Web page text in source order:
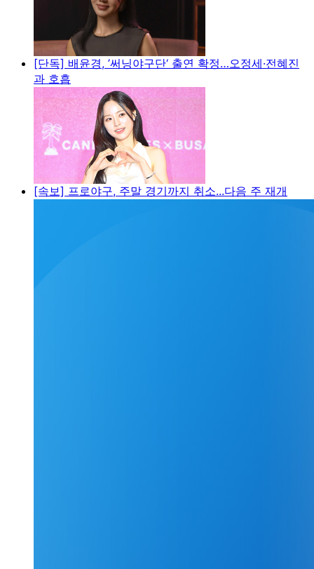
[단독] 배윤경, ’써닝야구단‘ 출연 확정…오정세·전혜진
과 호흡
[속보] 프로야구, 주말 경기까지 취소...다음 주 재개